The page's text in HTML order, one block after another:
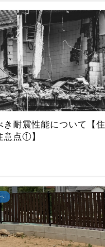
き耐震性能について【住
意点①】